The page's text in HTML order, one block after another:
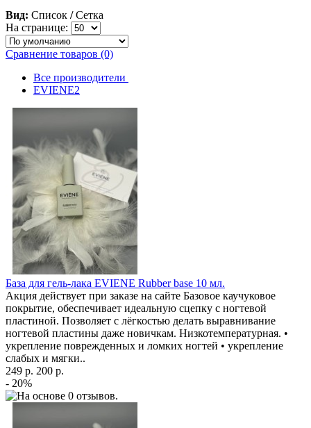
Вид: Список / Сетка
На странице:
Сравнение товаров (0)
Все производители
EVIENE2
База для гель-лака EVIENE Rubber base 10 мл.
Акция действует при заказе на сайте Базовое каучуковое
покрытие, обеспечивает идеальную сцепку с ногтевой
пластиной. Позволяет с лёгкостью делать выравнивание
ногтевой пластины даже новичкам. Низкотемпературная. •
укрепление поврежденных и ломких ногтей • укрепление
слабых и мягки..
249 р. 200 р.
- 20%